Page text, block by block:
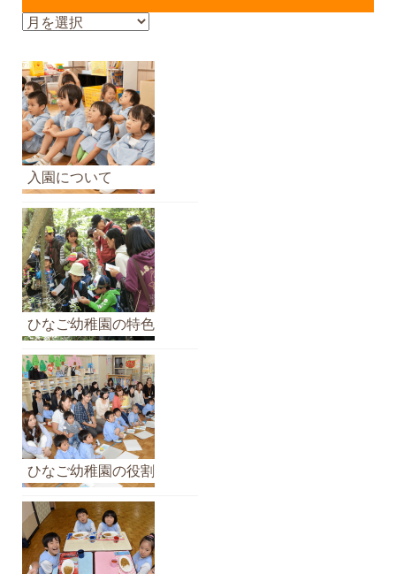
お
ら
せ
の
ア
ー
カ
イ
ブ
入園について
ひなご幼稚園の特色
ひなご幼稚園の役割